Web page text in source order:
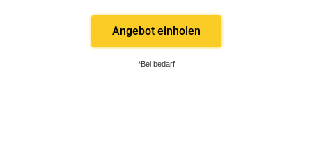
Angebot einholen
*Bei bedarf